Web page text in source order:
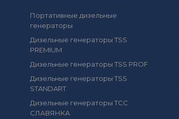
Портативные дизельные
генераторы
Дизельные генераторы TSS
PREMIUM
Дизельные генераторы TSS PROF
Дизельные генераторы TSS
STANDART
Дизельные генераторы ТСС
СЛАВЯНКА